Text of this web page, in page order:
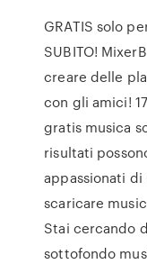
GRATIS solo
SUBITO!
creare delle
con gli amici!
gratis musica
risultati
appassionati
scaricare
Stai cercando
sottofondo